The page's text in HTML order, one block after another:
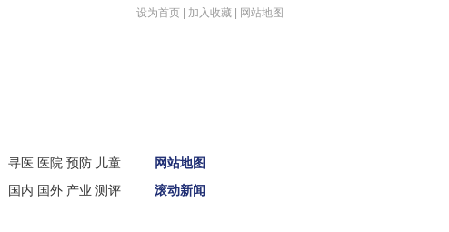
设为首页 加入收藏 网站地图
寻医 医院 预防 儿童
国内 国外 产业 测评
网站地图
滚动新闻